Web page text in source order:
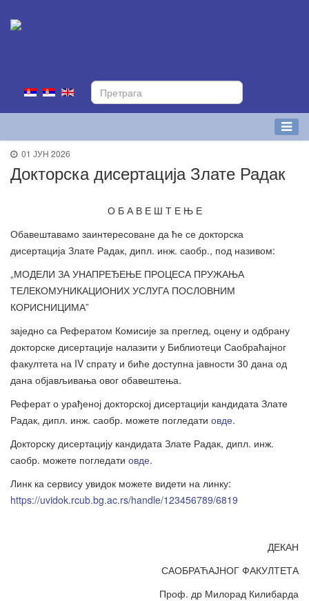
01 ЈУН 2026
Докторска дисертација Злате Радак
О Б А В Е Ш Т Е Њ Е
Обавештавамо заинтересоване да ће се докторска
дисертација Злате Радак, дипл. инж. саобр., под називом:
„МОДЕЛИ ЗА УНАПРЕЂЕЊЕ ПРОЦЕСА ПРУЖАЊА
ТЕЛЕКОМУНИКАЦИОНИХ УСЛУГА ПОСЛОВНИМ
КОРИСНИЦИМА”
заједно са Рефератом Комисије за преглед, оцену и одбрану
докторске дисертације налазити у Библиотеци Саобраћајног
факултета на IV спрату и биће доступна јавности 30 дана од
дана објављивања овог обавештења.
Реферат о урађеној докторској дисертацији кандидата Злате
Радак, дипл. инж. саобр. можете погледати овде.
Докторску дисертацију кандидата Злате Радак, дипл. инж.
саобр. можете погледати овде.
Линк ка сервису увидок можете видети на линку:
https://uvidok.rcub.bg.ac.rs/handle/123456789/6819
ДЕКАН
САОБРАЋАЈНОГ ФАКУЛТЕТА
Проф. др Милорад Килибарда